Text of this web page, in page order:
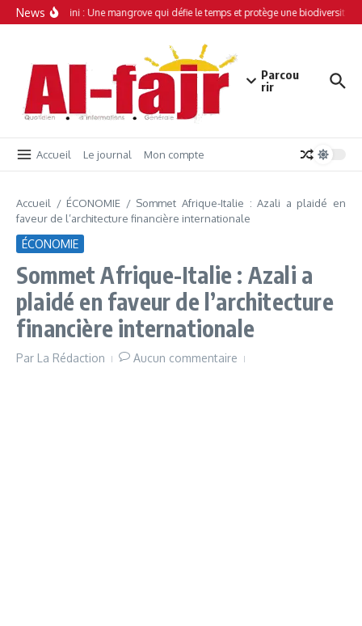
Aller au contenu
News
Simamboini : Une mangrove qui défie le temps et protège une biodiversité
Parcou
rir
Accueil Le journal Mon compte
Accueil / ÉCONOMIE / Sommet Afrique-Italie : Azali a plaidé en
faveur de l’architecture financière internationale
ÉCONOMIE
Sommet Afrique-Italie : Azali a
plaidé en faveur de l’architecture
financière internationale
Par La Rédaction Aucun commentaire